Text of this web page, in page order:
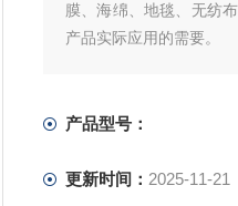
膜、海绵、地毯、无纺
产品实际应用的需要。
产品型号：
更新时间： 2025-11-21